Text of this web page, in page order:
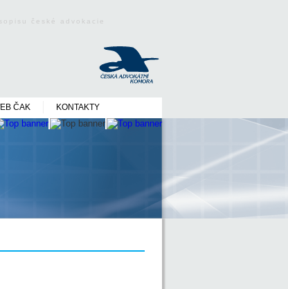
české advokacie
ČAK KONTAKTY